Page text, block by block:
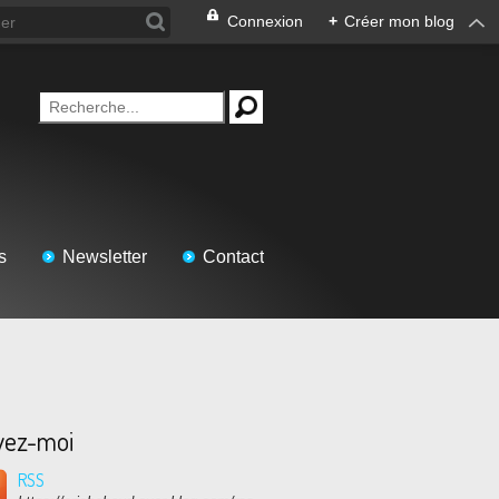
Connexion + Créer mon blog
Newsletter Contact
moi
RSS